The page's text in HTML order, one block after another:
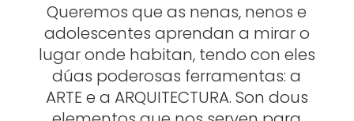
Queremos que as nenas, nenos e
adolescentes aprendan a mirar o
lugar onde habitan, tendo con eles
dúas poderosas ferramentas: a
ARTE e a ARQUITECTURA. Son dous